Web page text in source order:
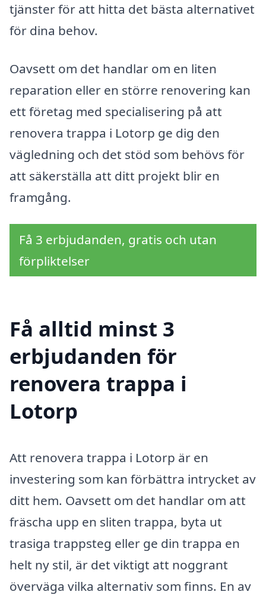
tjänster för att hitta det bästa alternativet
för dina behov.
Oavsett om det handlar om en liten
reparation eller en större renovering kan
ett företag med specialisering på att
renovera trappa i Lotorp ge dig den
vägledning och det stöd som behövs för
att säkerställa att ditt projekt blir en
framgång.
Få 3 erbjudanden, gratis och utan
förpliktelser
Få alltid minst 3
erbjudanden för
renovera trappa i
Lotorp
Att renovera trappa i Lotorp är en
investering som kan förbättra intrycket av
ditt hem. Oavsett om det handlar om att
fräscha upp en sliten trappa, byta ut
trasiga trappsteg eller ge din trappa en
helt ny stil, är det viktigt att noggrant
överväga vilka alternativ som finns. En av